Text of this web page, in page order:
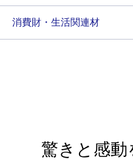
消費財・生活関連材
驚きと感動